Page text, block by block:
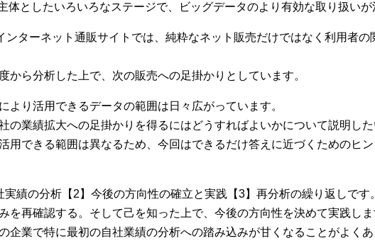
としたいろいろなステージで、ビッグデータのより有効な取り扱いが
ターネット通販サイトでは、純粋なネット販売だけではなく利用者の
から分析した上で、次の販売への足掛かりとしています。
より活用できるデータの範囲は日々広がっています。
の業績拡大への足掛かりを得るにはどうすればよいかについて説明した
用できる範囲は異なるため、今回はできるだけ答えに近づくためのヒン
績の分析【2】今後の方向性の確立と実践【3】再分析の繰り返しです。
を再確認する。そして己を知った上で、今後の方向性を決めて実践しま
企業で特に最初の自社業績の分析への踏み込みが甘くなることがよくあ